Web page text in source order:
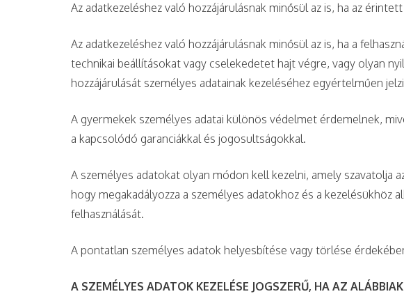
Az adatkezeléshez való hozzájárulásnak minősül az is, ha az
Az adatkezeléshez való hozzájárulásnak minősül az is, ha a
technikai beállításokat vagy cselekedetet hajt végre, vagy olyan
hozzájárulását személyes adatainak kezeléséhez egyértelműen
A gyermekek személyes adatai különös védelmet érdemelnek,
a kapcsolódó garanciákkal és jogosultságokkal.
A személyes adatokat olyan módon kell kezelni, amely szavatolja
hogy megakadályozza a személyes adatokhoz és a
felhasználását.
A pontatlan személyes adatok helyesbítése vagy törlése
A SZEMÉLYES ADATOK KEZELÉSE JOGSZERŰ, HA AZ